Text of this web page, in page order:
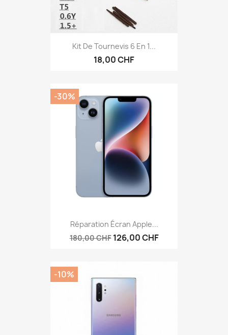
Kit De Tournevis 6 En 1...
18,00 CHF
Réparation Écran Apple...
180,00 CHF 126,00 CHF
-30%
-10%